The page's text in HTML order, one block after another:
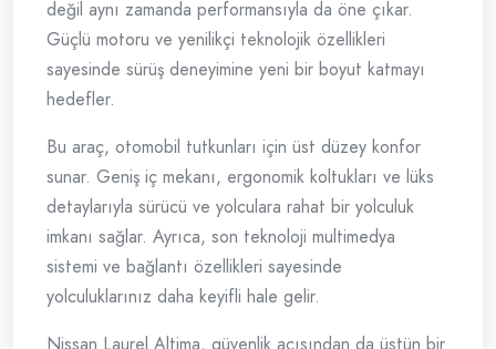
değil aynı zamanda performansıyla da öne çıkar.
Güçlü motoru ve yenilikçi teknolojik özellikleri
sayesinde sürüş deneyimine yeni bir boyut katmayı
hedefler.
Bu araç, otomobil tutkunları için üst düzey konfor
sunar. Geniş iç mekanı, ergonomik koltukları ve lüks
detaylarıyla sürücü ve yolculara rahat bir yolculuk
imkanı sağlar. Ayrıca, son teknoloji multimedya
sistemi ve bağlantı özellikleri sayesinde
yolculuklarınız daha keyifli hale gelir.